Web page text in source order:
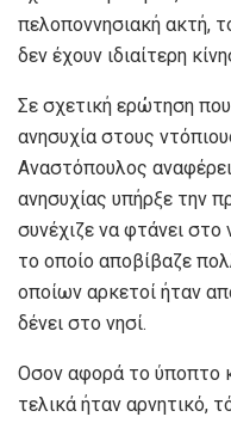
πελοποννησιακή ακτή,
δεν έχουν ιδιαίτερη
Σε σχετική ερώτηση που
ανησυχία στους
Αναστόπουλος
ανησυχίας υπήρξε την
συνέχιζε να φτάνει στο
το οποίο αποβίβαζε
οποίων αρκετοί ήταν
δένει στο νησί.
Οσον αφορά το ύποπτο
τελικά ήταν αρνητικό,